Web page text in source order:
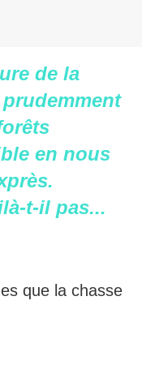
de la
en nous
t-il pas...
que la chasse